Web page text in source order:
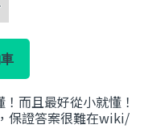
而且最好從小就懂！
保證答案很難在wiki/